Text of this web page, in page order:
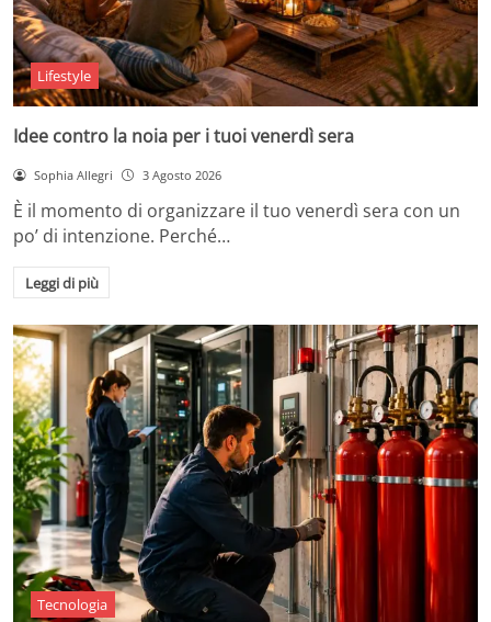
Lifestyle
Idee contro la noia per i tuoi venerdì sera
Sophia Allegri 3 Agosto 2026
È il momento di organizzare il tuo venerdì sera con un
po’ di intenzione. Perché…
Leggi di più
Tecnologia